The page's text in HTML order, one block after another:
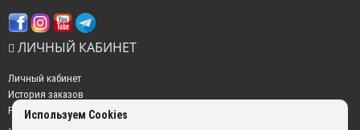
ЛИЧНЫЙ КАБИНЕТ
Личный кабинет
История заказов
Рассылка новостей
Используем Cookies